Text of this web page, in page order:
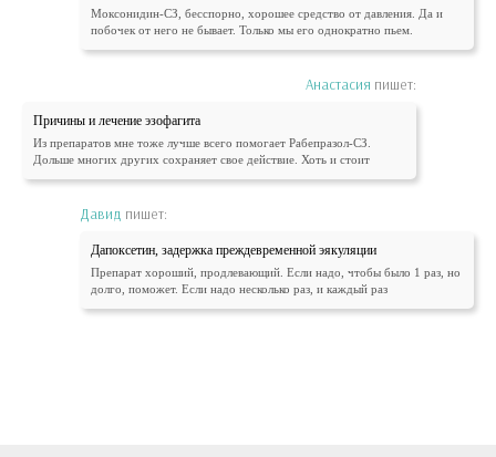
Моксонидин-СЗ, бесспорно, хорошее средство от давления. Да и
побочек от него не бывает. Только мы его однократно пьем.
Анастасия пишет:
Причины и лечение эзофагита
Из препаратов мне тоже лучше всего помогает Рабепразол-СЗ.
Дольше многих других сохраняет свое действие. Хоть и стоит
Давид пишет:
Дапоксетин, задержка преждевременной эякуляции
Препарат хороший, продлевающий. Если надо, чтобы было 1 раз, но
долго, поможет. Если надо несколько раз, и каждый раз